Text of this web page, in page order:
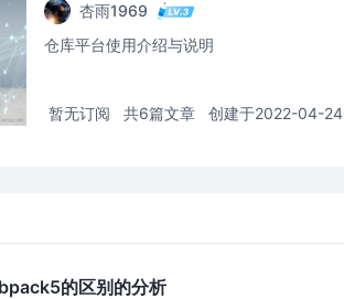
杏雨1969
仓库平台使用介绍与说明
暂无订阅 共6篇文章 创建于2022-04-24
的区别的分析